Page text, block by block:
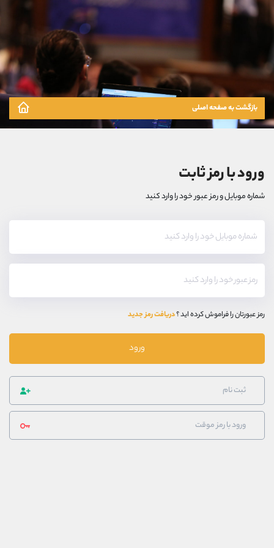
بازگشت به صفحه اصلی
ورود با رمز ثابت
شماره موبایل و رمز عبور خود را وارد کنید
رمز عبورتان را فراموش کرده اید ؟دریافت رمز جدید
ورود
ثبت نام
ورود با رمز موقت